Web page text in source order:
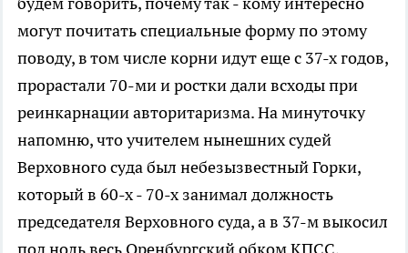
могут почитать специальные форму по этому
поводу, в том числе корни идут еще с 37-х годов,
прорастали 70-ми и ростки дали всходы при
реинкарнации авторитаризма. На минуточку
напомню, что учителем нынешних судей
Верховного суда был небезызвестный Горки,
который в 60-х - 70-х занимал должность
председателя Верховного суда, а в 37-м выкосил
под ноль весь Оренбургский обком КПСС,